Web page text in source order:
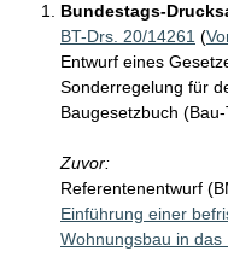
Bundestags-
BT-Drs. 20/14261 (
Entwurf eines
Sonderregelung für
Baugesetzbuch
Zuvor:
Referentenentwurf
Einführung einer
Wohnungsbau in das